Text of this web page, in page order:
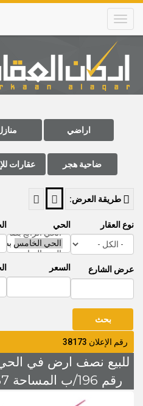
Skip
main
content
Main
navigation
اراضي
ضاحية هجر عقارات
طريقة العرض:
نوع العقار
عرض الشارع
الحي
السعر
رقم الإعلان 38173
للبيع نصف ارض في